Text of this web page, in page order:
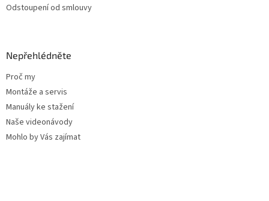
Odstoupení od smlouvy
Nepřehlédněte
Proč my
Montáže a servis
Manuály ke stažení
Naše videonávody
Mohlo by Vás zajímat